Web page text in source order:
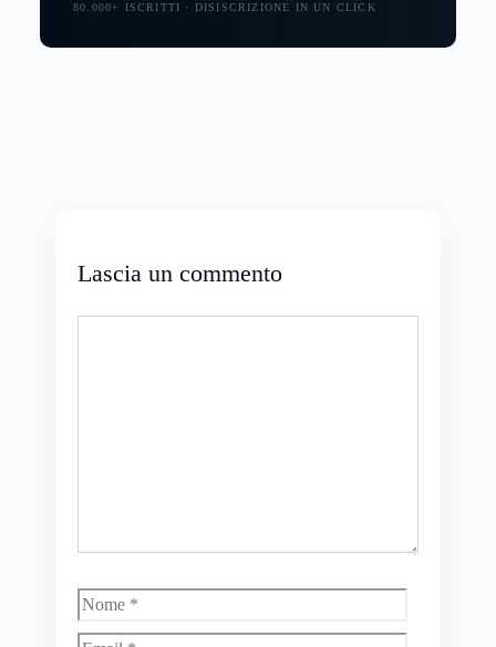
80.000+ ISCRITTI · DISISCRIZIONE IN UN CLICK
Lascia un commento
Nome